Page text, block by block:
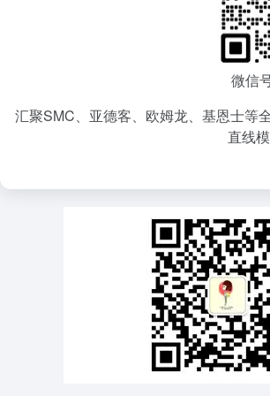
微信
汇聚SMC、亚德客、欧姆龙、基恩士等
直线